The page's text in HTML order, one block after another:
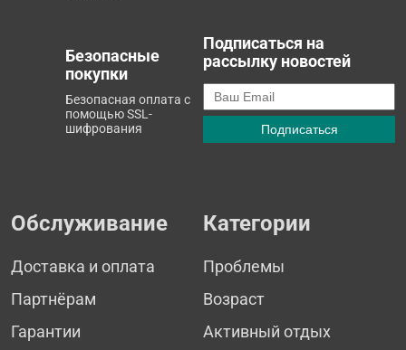
Безопасные
покупки
Безопасная оплата с
помощью SSL-
шифрования
Подписаться на
рассылку новостей
Обслуживание
Доставка и оплата
Партнёрам
Гарантии
Категории
Проблемы
Возраст
Активный отдых